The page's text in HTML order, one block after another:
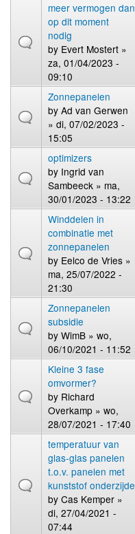
meer vermogen dan
op dit moment
nodig
by Evert Mostert »
za, 01/04/2023 -
09:10
Zonnepanelen
by Ad van Gerwen
» di, 07/02/2023 -
15:05
optimizers
by Ingrid van
Sambeeck » ma,
30/01/2023 - 13:22
Winddelen in
combinatie met
zonnepanelen
by Eelco de Vries »
ma, 25/07/2022 -
21:30
Zonnepanelen
subsidie
by WimB » wo,
06/10/2021 - 11:52
Kleine 3 fase
omvormer?
by Richard
Overkamp » wo,
28/07/2021 - 17:40
temperatuur van
glas-glas panelen
t.o.v. panelen met
kunststof onderzijde
by Cas Kemper »
di, 27/04/2021 -
07:44